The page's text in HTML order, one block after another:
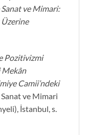
ve Mimari:
Üzerine
Pozitivizmi
Mekân
Camii’ndeki
ve Mimari
İstanbul, s.